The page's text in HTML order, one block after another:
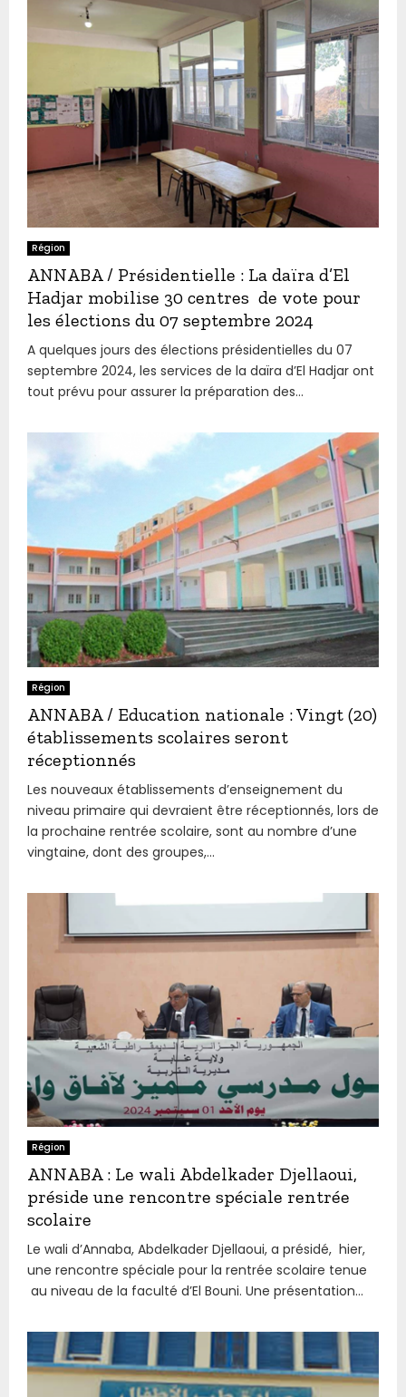
Région
ANNABA / Présidentielle : La daïra d’El
Hadjar mobilise 30 centres de vote pour
les élections du 07 septembre 2024
A quelques jours des élections présidentielles du 07
septembre 2024, les services de la daïra d’El Hadjar ont
tout prévu pour assurer la préparation des...
Région
ANNABA / Education nationale : Vingt (20)
établissements scolaires seront
réceptionnés
Les nouveaux établissements d’enseignement du
niveau primaire qui devraient être réceptionnés, lors de
la prochaine rentrée scolaire, sont au nombre d’une
vingtaine, dont des groupes,...
Région
ANNABA : Le wali Abdelkader Djellaoui,
préside une rencontre spéciale rentrée
scolaire
Le wali d’Annaba, Abdelkader Djellaoui, a présidé, hier,
une rencontre spéciale pour la rentrée scolaire tenue
au niveau de la faculté d’El Bouni. Une présentation...